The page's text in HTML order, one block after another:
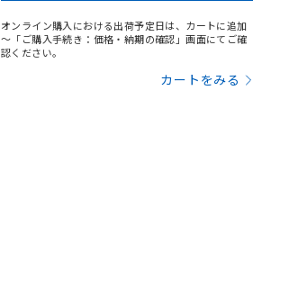
オンライン購入における出荷予定日は、カートに追加
～「ご購入手続き：価格・納期の確認」画面にてご確
認ください。
カートをみる